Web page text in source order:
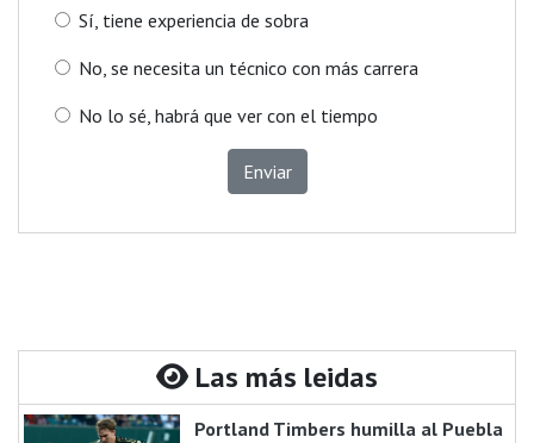
Sí, tiene experiencia de sobra
No, se necesita un técnico con más carrera
No lo sé, habrá que ver con el tiempo
Enviar
Las más leidas
Portland Timbers humilla al Puebla